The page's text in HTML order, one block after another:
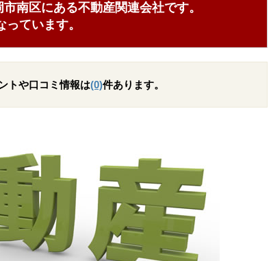
南区にある不動産関連会社です。
ています。
トや口コミ情報は(0)件あります。